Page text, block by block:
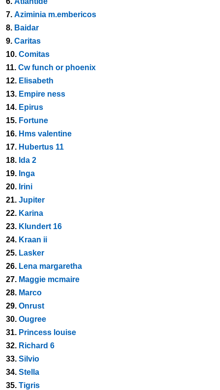
7. Aziminia m.embericos
8. Baidar
9. Caritas
10. Comitas
11. Cw funch or phoenix
12. Elisabeth
13. Empire ness
14. Epirus
15. Fortune
16. Hms valentine
17. Hubertus 11
18. Ida 2
19. Inga
20. Irini
21. Jupiter
22. Karina
23. Klundert 16
24. Kraan ii
25. Lasker
26. Lena margaretha
27. Maggie mcmaire
28. Marco
29. Onrust
30. Ougree
31. Princess louise
32. Richard 6
33. Silvio
34. Stella
35. Tigris